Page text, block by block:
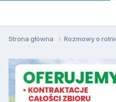
Strona główna Rozmowy o